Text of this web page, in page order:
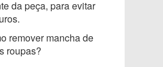
da peça, para evitar
remover mancha de
roupas?